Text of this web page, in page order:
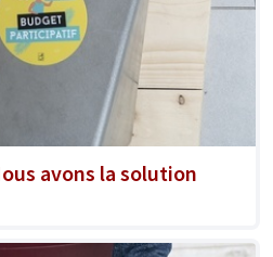
avons la solution